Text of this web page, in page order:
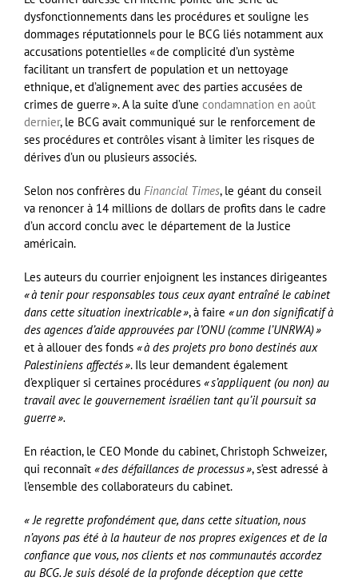
dysfonctionnements dans les procédures et souligne les
dommages réputationnels pour le BCG liés notamment aux
accusations potentielles « de complicité d’un système
facilitant un transfert de population et un nettoyage
ethnique, et d’alignement avec des parties accusées de
crimes de guerre ». A la suite d’une condamnation en août
dernier, le BCG avait communiqué sur le renforcement de
ses procédures et contrôles visant à limiter les risques de
dérives d’un ou plusieurs associés.
Selon nos confrères du Financial Times, le géant du conseil
va renoncer à 14 millions de dollars de profits dans le cadre
d’un accord conclu avec le département de la Justice
américain.
Les auteurs du courrier enjoignent les instances dirigeantes
« à tenir pour responsables tous ceux ayant entraîné le cabinet
dans cette situation inextricable », à faire « un don significatif à
des agences d’aide approuvées par l’ONU (comme l’UNRWA) »
et à allouer des fonds « à des projets pro bono destinés aux
Palestiniens affectés ». Ils leur demandent également
d’expliquer si certaines procédures « s’appliquent (ou non) au
travail avec le gouvernement israélien tant qu’il poursuit sa
guerre ».
En réaction, le CEO Monde du cabinet, Christoph Schweizer,
qui reconnaît « des défaillances de processus », s’est adressé à
l’ensemble des collaborateurs du cabinet.
« Je regrette profondément que, dans cette situation, nous
n’ayons pas été à la hauteur de nos propres exigences et de la
confiance que vous, nos clients et nos communautés accordez
au BCG. Je suis désolé de la profonde déception que cette